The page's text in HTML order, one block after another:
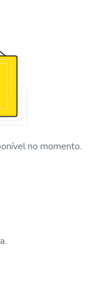
no momento.